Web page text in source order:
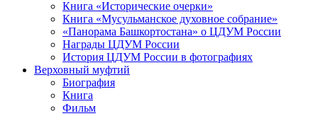
Книга «Исторические очерки»
Книга «Мусульманское духовное собрание»
«Панорама Башкортостана» о ЦДУМ России
Награды ЦДУМ России
История ЦДУМ России в фотографиях
Верховный муфтий
Биография
Книга
Фильм